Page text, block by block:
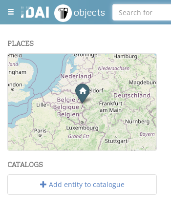
objects
PLACES
+
−
Leaflet| Maps and Data ©OpenStreetMap.
CATALOGS
Add entity to catalogue